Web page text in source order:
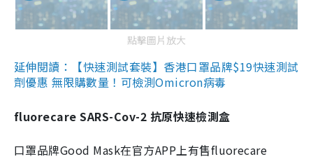
點擊圖片放大
延伸閱讀：【快速測試套裝】香港口罩品牌$19快速測試
劑優惠 無限購數量！可檢測Omicron病毒
fluorecare SARS-Cov-2 抗原快速檢測盒
口罩品牌Good Mask在官方APP上有售fluorecare